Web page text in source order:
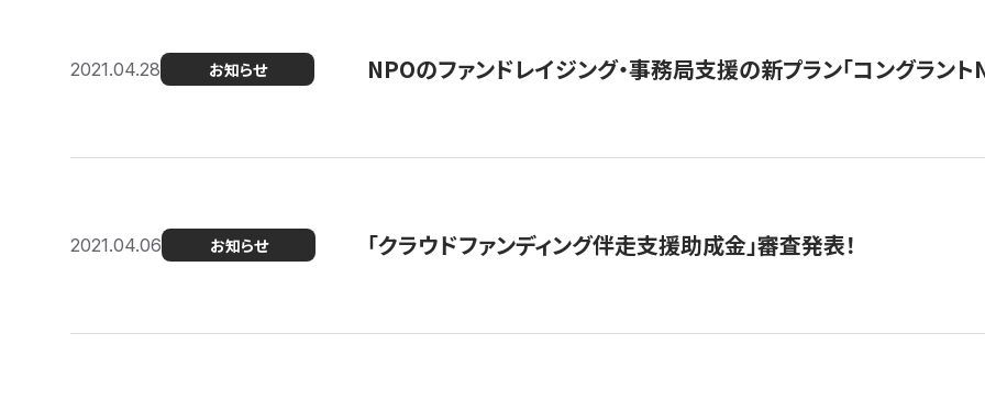
2021.04.28 お知らせ NPOのファンドレイジング・事務局支援の新プラン「コングラント
2021.04.06 お知らせ 「クラウドファンディング伴走支援助成金」審査発表！